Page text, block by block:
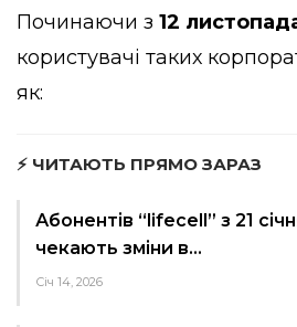
Починаючи з 12
користувачі таких
як:
⚡ ЧИТАЮТЬ ПРЯМО ЗАРАЗ
Абонентів “lifecell” з 21
чекають зміни в…
Січ 14, 2026